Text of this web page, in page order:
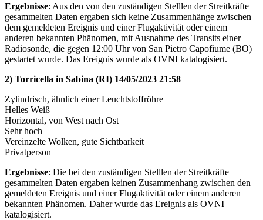
Ergebnisse: Aus den von den zuständigen Stelllen der Streitkräfte
gesammelten Daten ergaben sich keine Zusammenhänge zwischen
dem gemeldeten Ereignis und einer Flugaktivität oder einem
anderen bekannten Phänomen, mit Ausnahme des Transits einer
Radiosonde, die gegen 12:00 Uhr von San Pietro Capofiume (BO)
gestartet wurde. Das Ereignis wurde als OVNI katalogisiert.
2) Torricella in Sabina (RI) 14/05/2023 21:58
Zylindrisch, ähnlich einer Leuchtstoffröhre
Helles Weiß
Horizontal, von West nach Ost
Sehr hoch
Vereinzelte Wolken, gute Sichtbarkeit
Privatperson
Ergebnisse: Die bei den zuständigen Stelllen der Streitkräfte
gesammelten Daten ergaben keinen Zusammenhang zwischen den
gemeldeten Ereignis und einer Flugaktivität oder einem anderen
bekannten Phänomen. Daher wurde das Ereignis als OVNI
katalogisiert.